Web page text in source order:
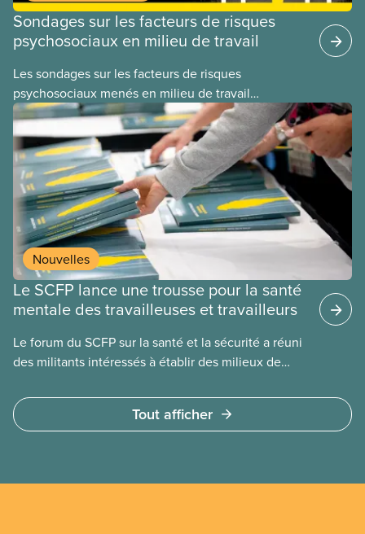
Sondages sur les facteurs de risques
psychosociaux en milieu de travail
Les sondages sur les facteurs de risques
psychosociaux menés en milieu de travail
permettent de rassembler des informations
pertinentes sur les conditions de santé et de
sécurité psychologiques qui touchent nos
membres quotidiennement. Mené de façon
adéquate, ce mode d’évaluation permet de
détecter non seulement les facteurs de risques,
mais également les forces d’une organisation sur
lesquelles nous appuyer pour apporter
des changements.
Nouvelles
Le SCFP lance une trousse pour la santé
mentale des travailleuses et travailleurs
Le forum du SCFP sur la santé et la sécurité a réuni
des militants intéressés à établir des milieux de
particulièrement en ce qui a trait à la santé mentale
et à la sécurité psychologique.
Tout afficher